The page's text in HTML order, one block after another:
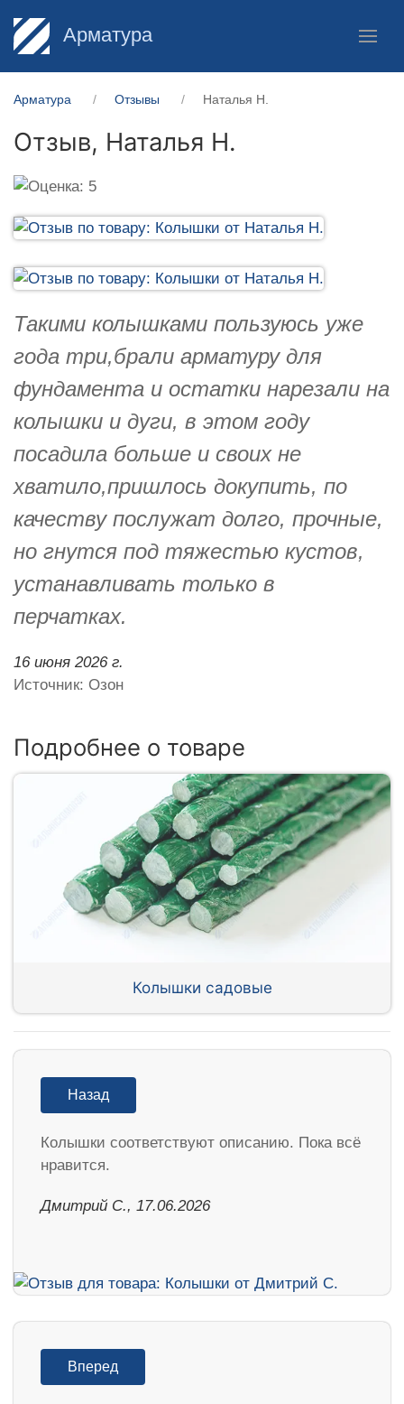
Арматура
Арматура Отзывы Наталья Н.
Отзыв, Наталья Н.
Такими колышками пользуюсь уже
года три,брали арматуру для
фундамента и остатки нарезали на
колышки и дуги, в этом году
посадила больше и своих не
хватило,пришлось докупить, по
качеству послужат долго, прочные,
но гнутся под тяжестью кустов,
устанавливать только в
перчатках.
16 июня 2026 г.
Источник: Озон
Подробнее о товаре
Колышки садовые
Назад
Колышки соответствуют описанию. Пока всё
нравится.
Дмитрий С., 17.06.2026
Вперед